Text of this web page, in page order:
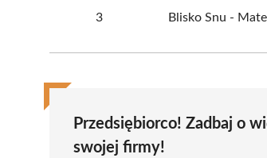
3 Blisko Snu -
Przedsiębiorco! Zadbaj o
swojej firmy!